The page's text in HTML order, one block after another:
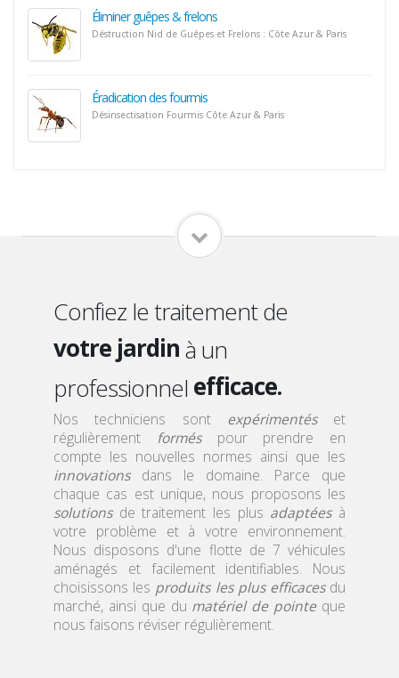
Éliminer guêpes & frelons
Déstruction Nid de Guêpes et Frelons : Côte Azur & Paris
Éradication des fourmis
Désinsectisation Fourmis Côte Azur & Paris
Confiez le traitement de
vos locaux
votre jardin
votre toiture
vos combles
votre domicile
à un
professionnel
qualifié.
sérieux.
efficace.
discret.
qualifié.
Nos techniciens sont expérimentéset
régulièrement
forméspour prendre en
compte les nouvelles normes ainsi que les
innovationsdans le domaine. Parce que
chaque cas est unique, nous proposons les
solutionsde traitement les plus adaptéesà
votre problème et à votre environnement.
Nous disposons d'une flotte de 7 véhicules
aménagés et facilement identifiables. Nous
choisissons les produits les plus efficacesdu
marché, ainsi que du matériel de pointeque
nous faisons réviser régulièrement.